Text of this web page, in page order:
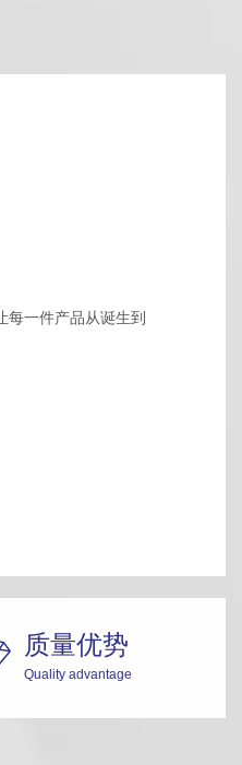
一件产品从诞生到
质量优势
Quality advantage